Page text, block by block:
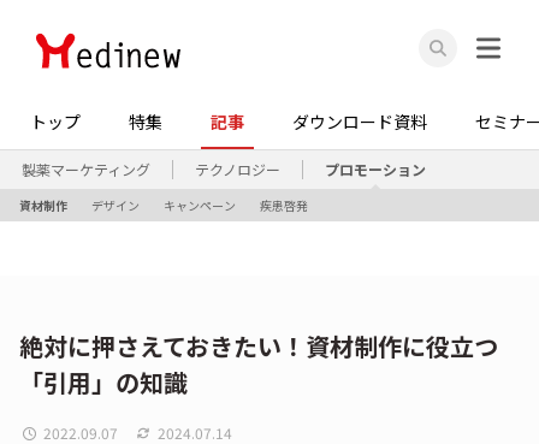
トップ 特集 記事 ダウンロード資料 セミナ
製薬マーケティング テクノロジー プロモーション
資材制作 デザイン キャンペーン 疾患啓発
絶対に押さえておきたい！資材制作に役立つ
「引用」の知識
2022.09.07 2024.07.14